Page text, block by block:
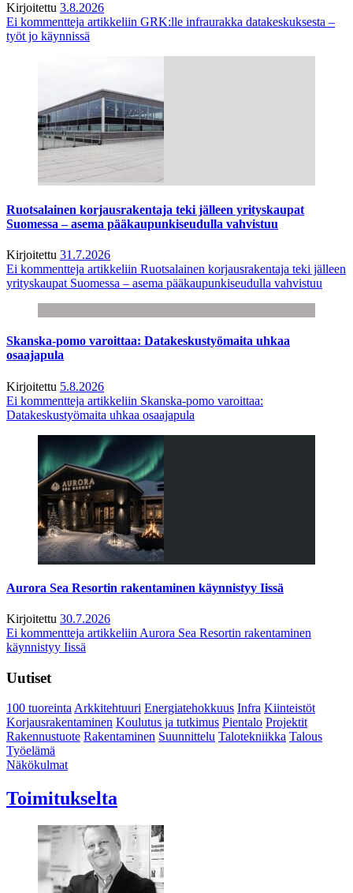
Kirjoitettu 3.8.2026
Ei kommentteja artikkeliin GRK:lle infraurakka datakeskuksesta –
työt jo käynnissä
Ruotsalainen korjausrakentaja teki jälleen yrityskaupat
Suomessa – asema pääkaupunkiseudulla vahvistuu
Kirjoitettu 31.7.2026
Ei kommentteja artikkeliin Ruotsalainen korjausrakentaja teki jälleen
yrityskaupat Suomessa – asema pääkaupunkiseudulla vahvistuu
Skanska-pomo varoittaa: Datakeskustyömaita uhkaa
osaajapula
Kirjoitettu 5.8.2026
Ei kommentteja artikkeliin Skanska-pomo varoittaa:
Datakeskustyömaita uhkaa osaajapula
Aurora Sea Resortin rakentaminen käynnistyy Iissä
Kirjoitettu 30.7.2026
Ei kommentteja artikkeliin Aurora Sea Resortin rakentaminen
käynnistyy Iissä
Uutiset
100 tuoreintaArkkitehtuuri Energiatehokkuus Infra Kiinteistöt
Korjausrakentaminen Koulutus ja tutkimus Pientalo Projektit
Rakennustuote Rakentaminen Suunnittelu Talotekniikka Talous
Työelämä
Näkökulmat
Toimitukselta